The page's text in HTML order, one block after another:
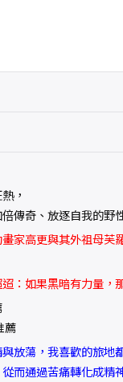
，
傳奇、放逐自我的野
家高更與其外祖母芙
：如果黑暗有力量，
薦
放蕩，我喜歡的旅地
而通過苦痛轉化成精